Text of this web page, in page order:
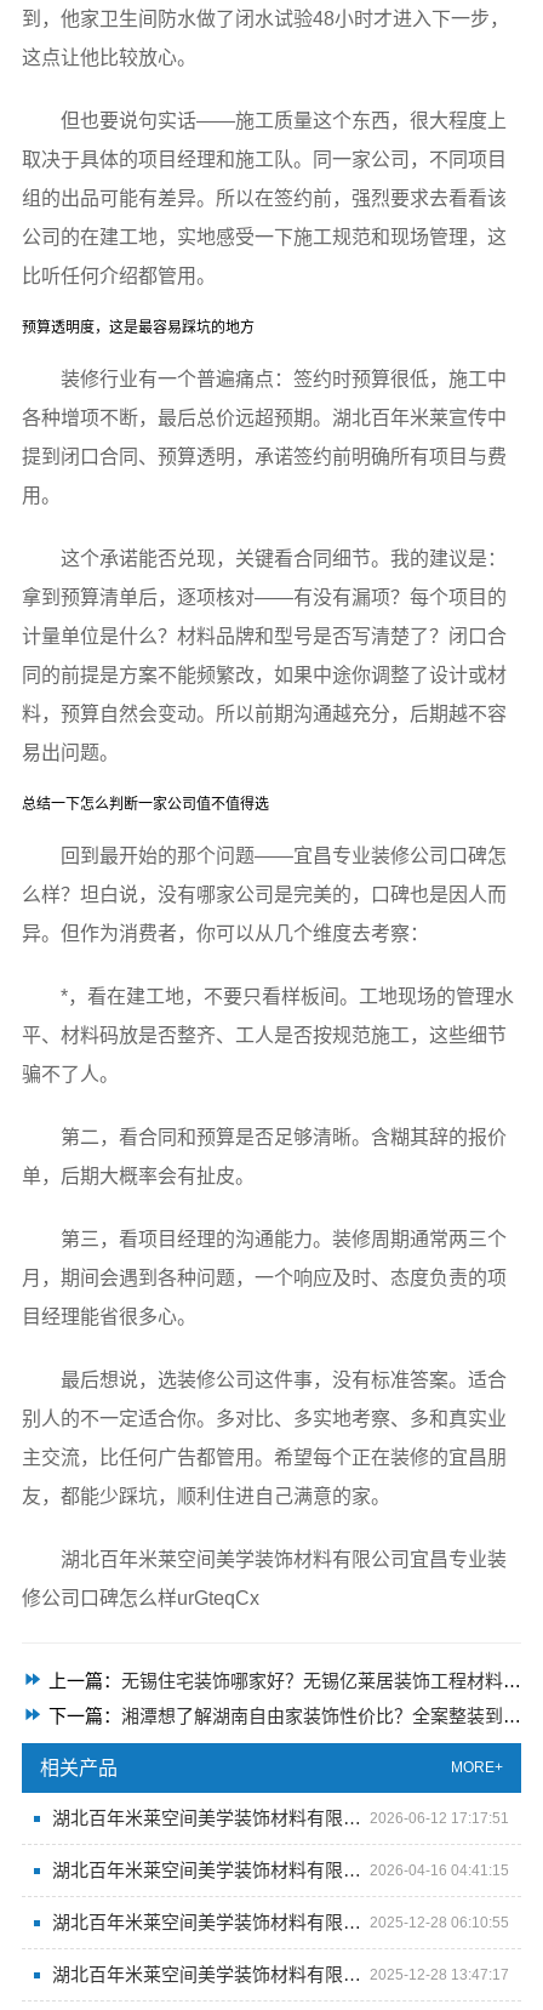
到，他家卫生间防水做了闭水试验48小时才进入下一步，
这点让他比较放心。
但也要说句实话——施工质量这个东西，很大程度上
取决于具体的项目经理和施工队。同一家公司，不同项目
组的出品可能有差异。所以在签约前，强烈要求去看看该
公司的在建工地，实地感受一下施工规范和现场管理，这
比听任何介绍都管用。
预算透明度，这是最容易踩坑的地方
装修行业有一个普遍痛点：签约时预算很低，施工中
各种增项不断，最后总价远超预期。湖北百年米莱宣传中
提到闭口合同、预算透明，承诺签约前明确所有项目与费
用。
这个承诺能否兑现，关键看合同细节。我的建议是：
拿到预算清单后，逐项核对——有没有漏项？每个项目的
计量单位是什么？材料品牌和型号是否写清楚了？闭口合
同的前提是方案不能频繁改，如果中途你调整了设计或材
料，预算自然会变动。所以前期沟通越充分，后期越不容
易出问题。
总结一下怎么判断一家公司值不值得选
回到最开始的那个问题——宜昌专业装修公司口碑怎
么样？坦白说，没有哪家公司是完美的，口碑也是因人而
异。但作为消费者，你可以从几个维度去考察：
*，看在建工地，不要只看样板间。工地现场的管理水
平、材料码放是否整齐、工人是否按规范施工，这些细节
骗不了人。
第二，看合同和预算是否足够清晰。含糊其辞的报价
单，后期大概率会有扯皮。
第三，看项目经理的沟通能力。装修周期通常两三个
月，期间会遇到各种问题，一个响应及时、态度负责的项
目经理能省很多心。
最后想说，选装修公司这件事，没有标准答案。适合
别人的不一定适合你。多对比、多实地考察、多和真实业
主交流，比任何广告都管用。希望每个正在装修的宜昌朋
友，都能少踩坑，顺利住进自己满意的家。
湖北百年米莱空间美学装饰材料有限公司宜昌专业装
修公司口碑怎么样urGteqCx
上一篇： 无锡住宅装饰哪家好？无锡亿莱居装饰工程材料有限公司口碑推荐
下一篇： 湘潭想了解湖南自由家装饰性价比？全案整装到底值不值
相关产品 MORE+
湖北百年米莱空间美学装饰材料有限公司百年米莱设计装修大平层 2026-06-12 17:17:51
湖北百年米莱空间美学装饰材料有限公司：百年传承 米莱创新 美学无限 2026-04-16 04:41:15
湖北百年米莱空间美学装饰材料有限公司打造*的空间体验馆 2025-12-28 06:10:55
湖北百年米莱空间美学装饰材料有限公司：工厂探秘 2025-12-28 13:47:17